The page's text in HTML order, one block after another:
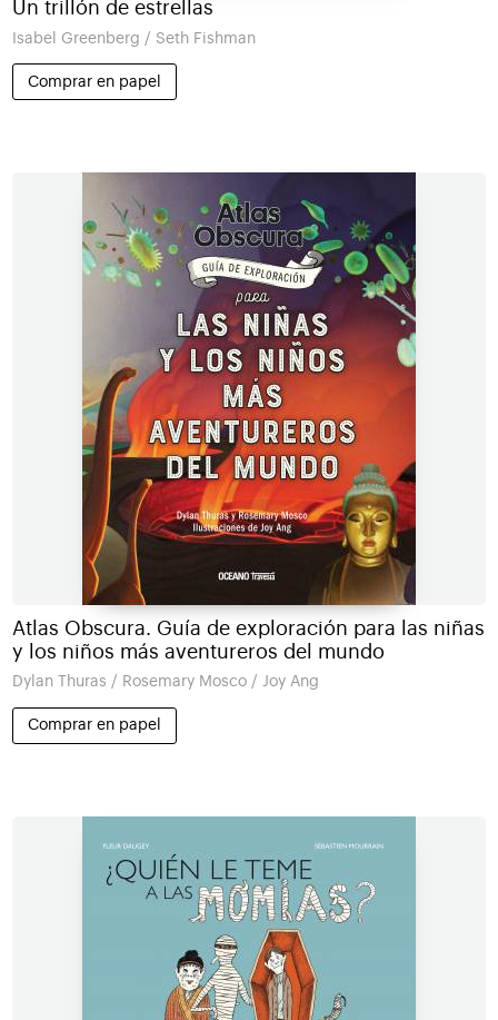
Un trillón de estrellas
Isabel Greenberg / Seth Fishman
Comprar en papel
Atlas Obscura. Guía de exploración para las niñas
y los niños más aventureros del mundo
Dylan Thuras / Rosemary Mosco / Joy Ang
Comprar en papel